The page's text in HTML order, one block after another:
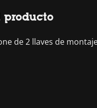
producto
de 2 llaves de